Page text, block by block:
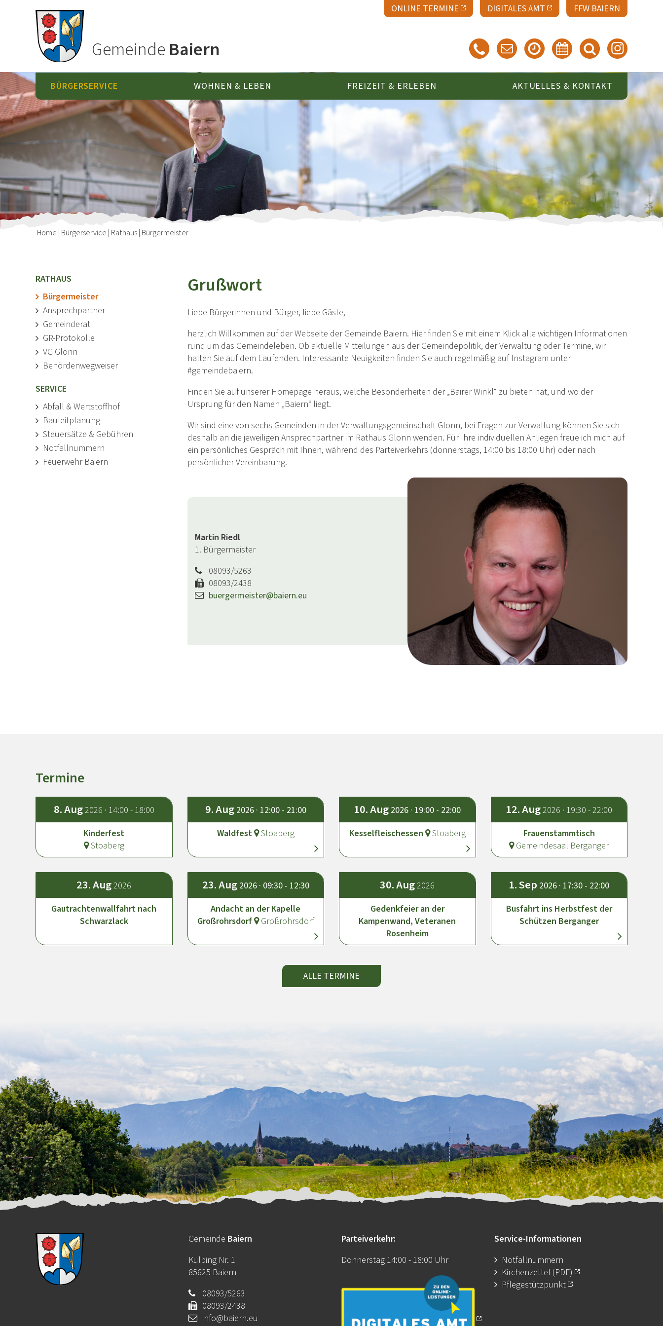
ONLINE TERMINE DIGITALES AMT FFW BAIERN
Gemeinde Baiern
BÜRGERSERVICE WOHNEN & LEBEN FREIZEIT & ERLEBEN AKTUELLES & KONTAKT
Home | Bürgerservice | Rathaus| Bürgermeister
RATHAUS
Bürgermeister
Ansprechpartner
Gemeinderat
GR-Protokolle
VG Glonn
Behördenwegweiser
SERVICE
Abfall & Wertstoffhof
Bauleitplanung
Steuersätze & Gebühren
Notfallnummern
Feuerwehr Baiern
Grußwort
Liebe Bürgerinnen und Bürger, liebe Gäste,
herzlich Willkommen auf der Webseite der Gemeinde Baiern. Hier finden Sie mit einem Klick alle wichtigen Informationen
rund um das Gemeindeleben. Ob aktuelle Mitteilungen aus der Gemeindepolitik, der Verwaltung oder Termine, wir
halten Sie auf dem Laufenden. Interessante Neuigkeiten finden Sie auch regelmäßig auf Instagram unter
#gemeindebaiern.
Finden Sie auf unserer Homepage heraus, welche Besonderheiten der „Bairer Winkl“ zu bieten hat, und wo der
Ursprung für den Namen „Baiern“ liegt.
Wir sind eine von sechs Gemeinden in der Verwaltungsgemeinschaft Glonn, bei Fragen zur Verwaltung können Sie sich
deshalb an die jeweiligen Ansprechpartner im Rathaus Glonn wenden. Für Ihre individuellen Anliegen freue ich mich auf
ein persönliches Gespräch mit Ihnen, während des Parteiverkehrs (donnerstags, 14:00 bis 18:00 Uhr) oder nach
persönlicher Vereinbarung.
Martin Riedl
1. Bürgermeister
08093/5263
08093/2438
buergermeister@baiern.eu
Termine
8.Aug2026 · 14:00 - 18:00
Kinderfest
Stoaberg
9.Aug2026 · 12:00 - 21:00
Waldfest Stoaberg
10.Aug 2026 · 19:00 - 22:00
Kesselfleischessen Stoaberg
12.Aug2026 · 19:30 - 22:00
Frauenstammtisch
Gemeindesaal Berganger
23.Aug2026
Gautrachtenwallfahrt nach
Schwarzlack
23.Aug2026 · 09:30 - 12:30
Andacht an der Kapelle
Großrohrsdorf Großrohrsdorf
30.Aug2026
Gedenkfeier an der
Kampenwand, Veteranen
Rosenheim
1.Sep 2026 · 17:30 - 22:00
Busfahrt ins Herbstfest der
Schützen Berganger
ALLE TERMINE
Gemeinde Baiern
Kulbing Nr. 1
85625 Baiern
08093/5263
08093/2438
info@baiern.eu
Parteiverkehr:
Donnerstag 14:00 - 18:00 Uhr
Service-Informationen
Notfallnummern
Kirchenzettel (PDF)
Pflegestützpunkt